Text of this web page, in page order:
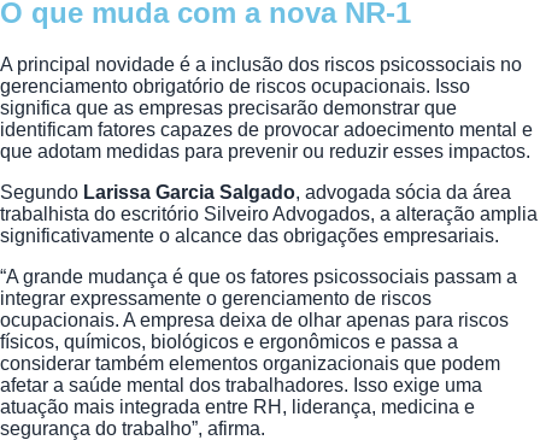
O que muda com a nova NR-1
A principal novidade é a inclusão dos riscos psicossociais no
gerenciamento obrigatório de riscos ocupacionais. Isso
significa que as empresas precisarão demonstrar que
identificam fatores capazes de provocar adoecimento mental e
que adotam medidas para prevenir ou reduzir esses impactos.
Segundo Larissa Garcia Salgado, advogada sócia da área
trabalhista do escritório Silveiro Advogados, a alteração amplia
significativamente o alcance das obrigações empresariais.
“A grande mudança é que os fatores psicossociais passam a
integrar expressamente o gerenciamento de riscos
ocupacionais. A empresa deixa de olhar apenas para riscos
físicos, químicos, biológicos e ergonômicos e passa a
considerar também elementos organizacionais que podem
afetar a saúde mental dos trabalhadores. Isso exige uma
atuação mais integrada entre RH, liderança, medicina e
segurança do trabalho”, afirma.